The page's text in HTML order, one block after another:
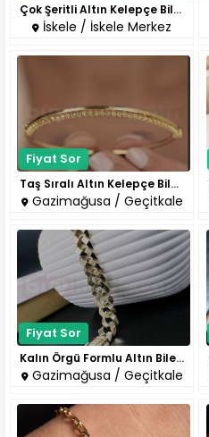
Çok Şeritli Altın Kelepçe Bile..
İskele / İskele Merkez
Fiyat Sor
Taş Sıralı Altın Kelepçe Bilek..
Gazimağusa / Geçitkale
Fiyat Sor
Kalın Örgü Formlu Altın Bilekl..
Gazimağusa / Geçitkale